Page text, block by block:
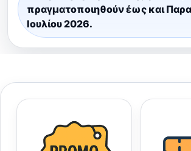
πραγματοποιηθούν έως και
Ιουλίου 2026.